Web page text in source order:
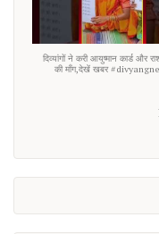
दिव्यांगों ने करी आयुष्मान कार्ड और
की माँग,देखें खबर